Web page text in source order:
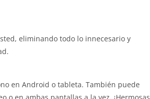
eliminando todo lo innecesario y
en Android o tableta. También puede